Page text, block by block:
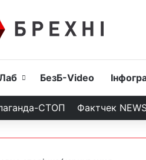
БезБ-Video
СТОП Фактчек